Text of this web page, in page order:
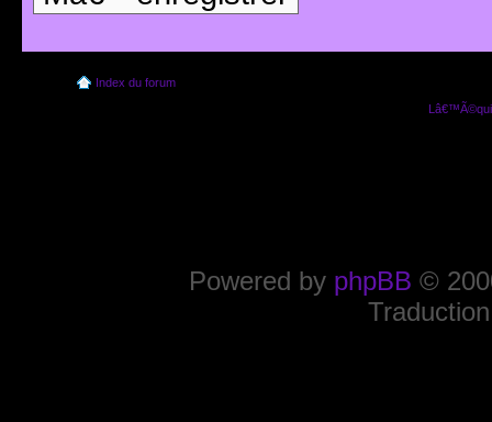
Index du forum
Powered by phpBB ©